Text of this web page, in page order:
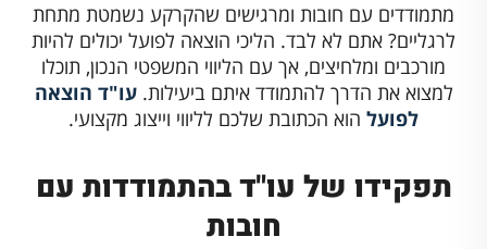
מתמודדים עם חובות ומרגישים שהקרקע נשמטת מתחת
לרגליים? אתם לא לבד. הליכי הוצאה לפועל יכולים להיות
מורכבים ומלחיצים, אך עם הליווי המשפטי הנכון, תוכלו
למצוא את הדרך להתמודד איתם ביעילות.עו"ד הוצאה
לפועל הוא הכתובת שלכם לליווי וייצוג מקצועי.
תפקידו של עו"ד בהתמודדות עם
חובות